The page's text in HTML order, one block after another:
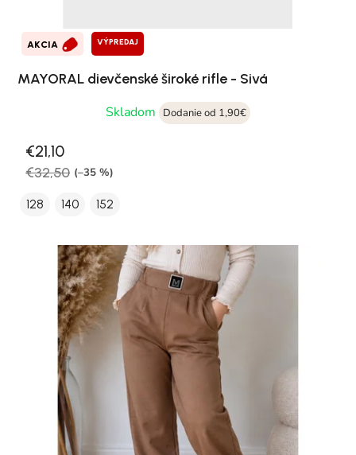
AKCIA VÝPREDAJ
MAYORAL dievčenské široké rifle - Sivá
Skladom
Dodanie od 1,90€
€21,10
€32,50 (–35 %)
128 140 152